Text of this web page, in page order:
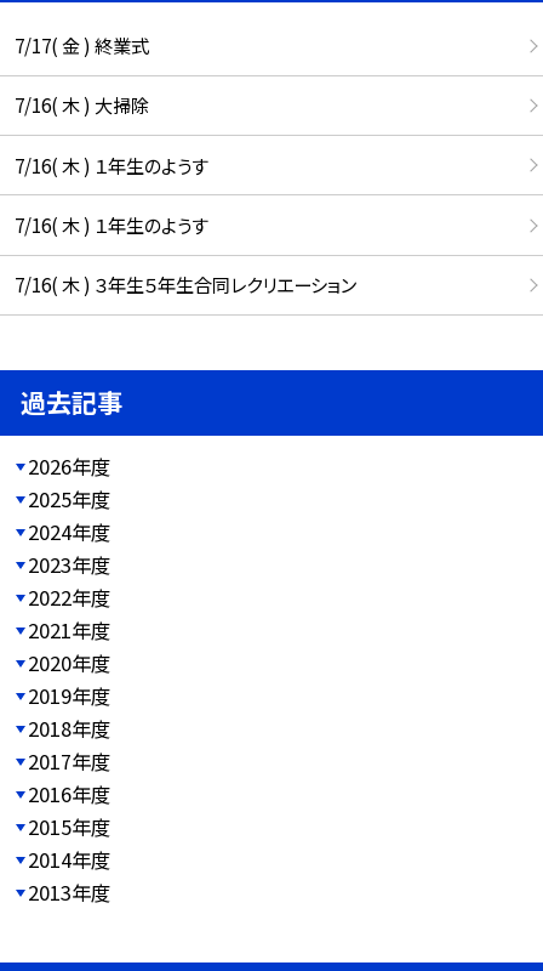
7/17( 金 ) 終業式
7/16( 木 ) 大掃除
7/16( 木 ) １年生のようす
7/16( 木 ) １年生のようす
7/16( 木 ) ３年生５年生合同レクリエーション
過去記事
2026年度
2025年度
2024年度
2023年度
2022年度
2021年度
2020年度
2019年度
2018年度
2017年度
2016年度
2015年度
2014年度
2013年度